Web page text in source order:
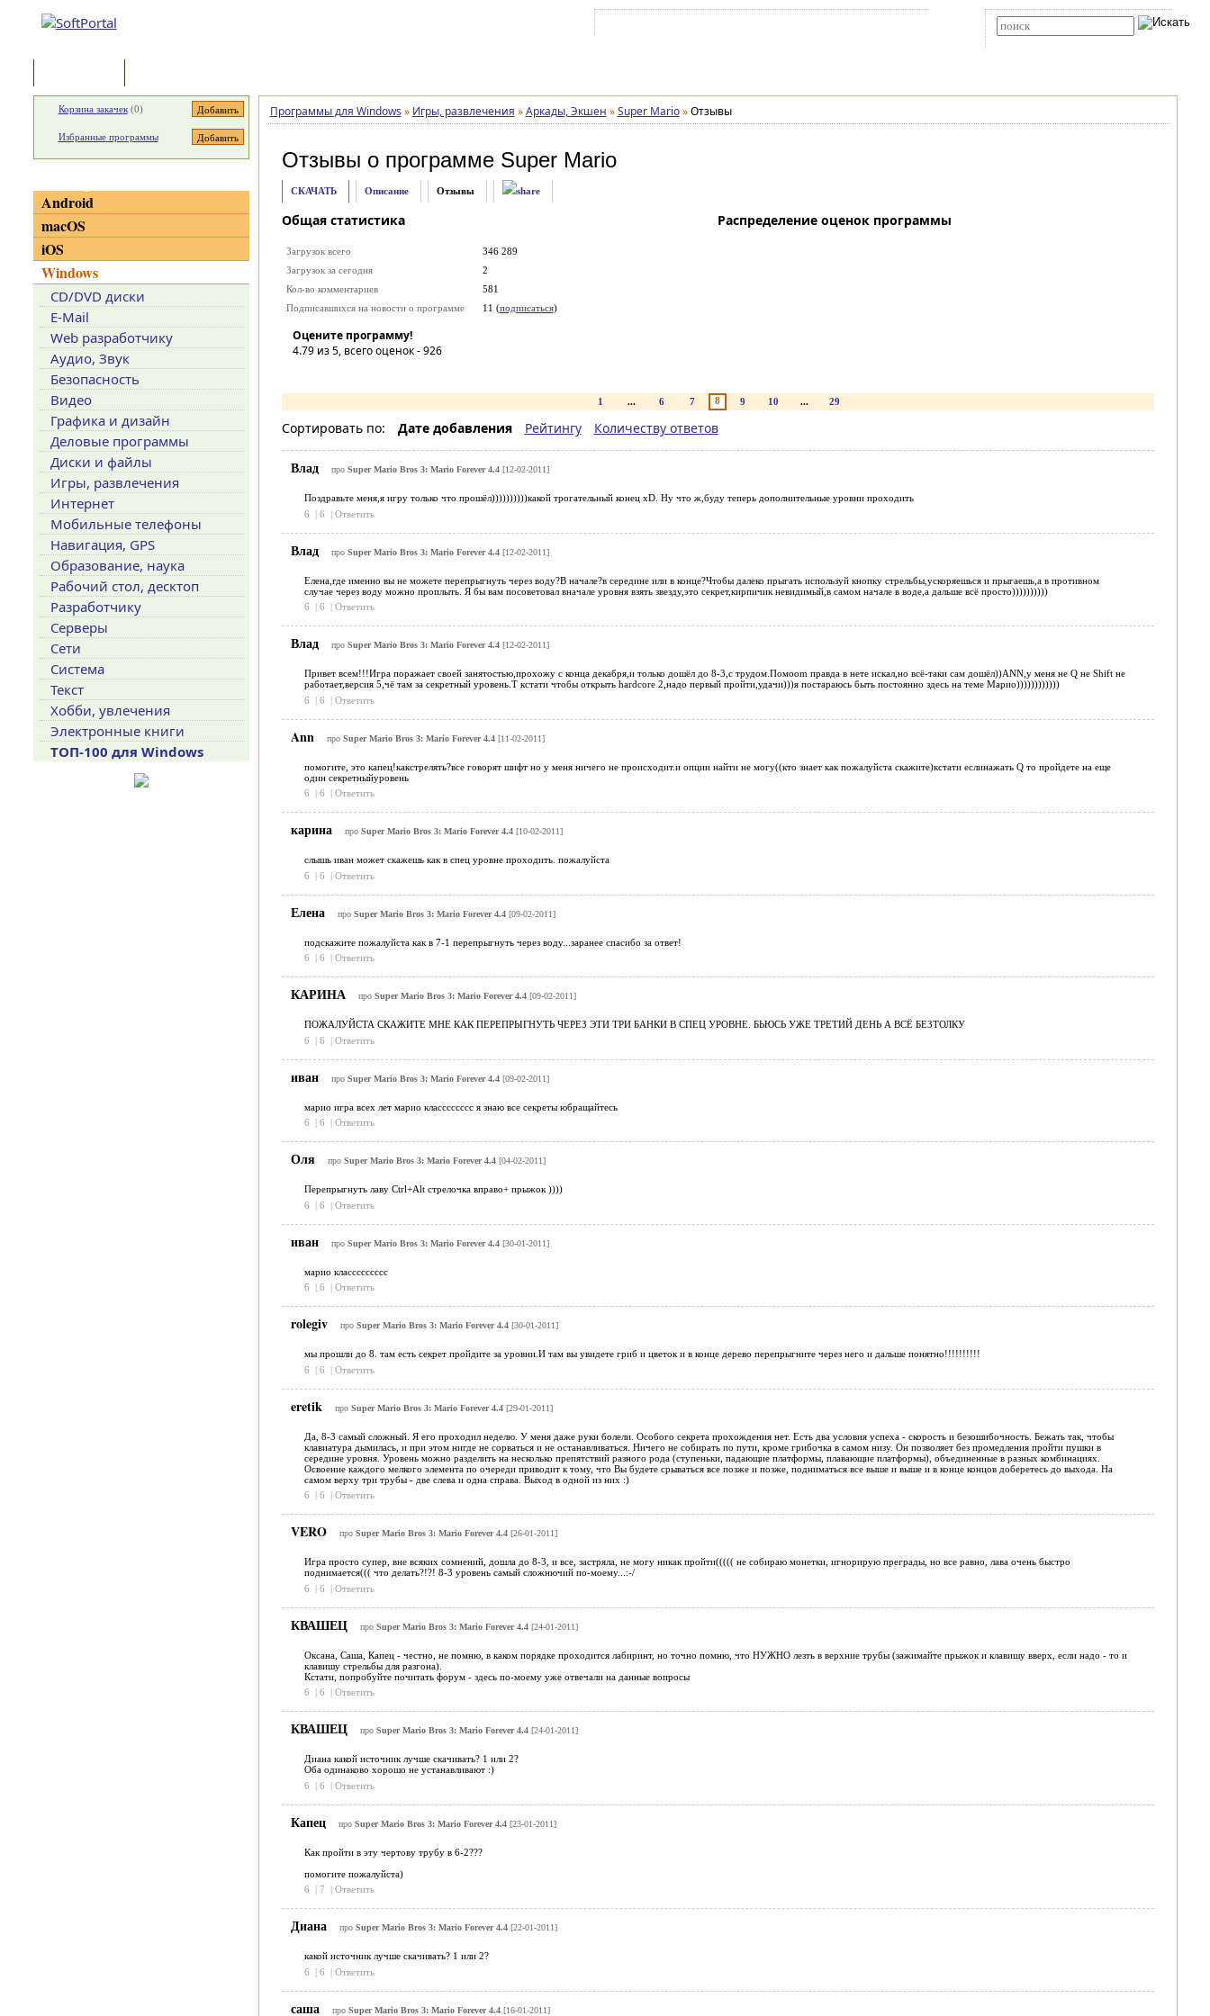
Программы для Windows » Игры, развлечения » Аркады, Экшен » Super Mario » Отзывы
Отзывы о программе Super Mario
СКАЧАТЬ Описание Отзывы
Общая статистика
Загрузок всего
346 289
Загрузок за сегодня
2
Кол-во комментариев
581
Подписавшихся на новости о программе
11 (подписаться)
Оцените программу!
4.79из 5, всего оценок -926
Распределение оценок программы
1 ... 6 7 8 9 10 ... 29
Сортировать по: Дате добавления Рейтингу Количеству ответов
Влад про Super Mario Bros 3: Mario Forever 4.4[12-02-2011]
Поздравьте меня,я игру только что прошёл))))))))))какой трогательный конец xD. Ну что ж,буду теперь дополнительные уровни проходить
6
| 6 | Ответить
Влад про Super Mario Bros 3: Mario Forever 4.4[12-02-2011]
Елена,где именно вы не можете перепрыгнуть через воду?В начале?в середине или в конце?Чтобы далеко прыгать используй кнопку стрельбы,ускоряешься и прыгаешь,а в противном
случае через воду можно проплыть. Я бы вам посоветовал вначале уровня взять звезду,это секрет,кирпичик невидимый,в самом начале в воде,а дальше всё просто))))))))))
6
| 6 | Ответить
Влад про Super Mario Bros 3: Mario Forever 4.4[12-02-2011]
Привет всем!!!Игра поражает своей занятостью,прохожу с конца декабря,и только дошёл до 8-3,с трудом.Помоom правда в нете искал,но всё-таки сам дошёл))ANN,у меня не Q не Shift не
работает,версия 5,чё там за секретный уровень.Т кстати чтобы открыть hardcore 2,надо первый пройти,удачи)))я постараюсь быть постоянно здесь на теме Марио))))))))))))
6
| 6 | Ответить
Ann про Super Mario Bros 3: Mario Forever 4.4[11-02-2011]
помогите, это капец!какстрелять?все говорят шифт но у меня ничего не происходит.и опции найти не могу((кто знает как пожалуйста скажите)кстати еслинажать Q то пройдете на еще
один секретныйуровень
6
| 6 | Ответить
карина про Super Mario Bros 3: Mario Forever 4.4[10-02-2011]
слышь иван может скажешь как в спец уровне проходить. пожалуйста
6
| 6 | Ответить
Елена про Super Mario Bros 3: Mario Forever 4.4[09-02-2011]
подскажите пожалуйста как в 7-1 перепрыгнуть через воду...заранее спасибо за ответ!
6
| 6 | Ответить
КАРИНА про Super Mario Bros 3: Mario Forever 4.4[09-02-2011]
ПОЖАЛУЙСТА СКАЖИТЕ МНЕ КАК ПЕРЕПРЫГНУТЬ ЧЕРЕЗ ЭТИ ТРИ БАНКИ В СПЕЦ УРОВНЕ. БЬЮСЬ УЖЕ ТРЕТИЙ ДЕНЬ А ВСЁ БЕЗТОЛКУ
6
| 6 | Ответить
иван про Super Mario Bros 3: Mario Forever 4.4[09-02-2011]
марио игра всех лет марио класссссссс я знаю все секреты юбращайтесь
6
| 6 | Ответить
Оля про Super Mario Bros 3: Mario Forever 4.4[04-02-2011]
Перепрыгнуть лаву Сtrl+Alt стрелочка вправо+ прыжок ))))
6
| 6 | Ответить
иван про Super Mario Bros 3: Mario Forever 4.4[30-01-2011]
марио классссссссс
6
| 6 | Ответить
rolegiv про Super Mario Bros 3: Mario Forever 4.4[30-01-2011]
мы прошли до 8. там есть секрет пройдите за уровни.И там вы увидете гриб и цветок и в конце дерево перепрыгните через него и дальше понятно!!!!!!!!!!
6
| 6 | Ответить
eretik про Super Mario Bros 3: Mario Forever 4.4[29-01-2011]
Да, 8-3 самый сложный. Я его проходил неделю. У меня даже руки болели. Особого секрета прохождения нет. Есть два условия успеха - скорость и безошибочность. Бежать так, чтобы
клавиатура дымилась, и при этом нигде не сорваться и не останавливаться. Ничего не собирать по пути, кроме грибочка в самом низу. Он позволяет без промедления пройти пушки в
середине уровня. Уровень можно разделить на несколько препятствий разного рода (ступеньки, падающие платформы, плавающие платформы), объединенные в разных комбинациях.
Освоение каждого мелкого элемента по очереди приводит к тому, что Вы будете срываться все позже и позже, подниматься все выше и выше и в конце концов доберетесь до выхода. На
самом верху три трубы - две слева и одна справа. Выход в одной из них :)
6
| 6 | Ответить
VERO про Super Mario Bros 3: Mario Forever 4.4[26-01-2011]
Игра просто супер, вне всяких сомнений, дошла до 8-3, и все, застряла, не могу никак пройти((((( не собираю монетки, игнорирую преграды, но все равно, лава очень быстро
поднимается((( что делать?!?! 8-3 уровень самый сложнючий по-моему...:-/
6
| 6 | Ответить
КВАШЕЦ про Super Mario Bros 3: Mario Forever 4.4[24-01-2011]
Оксана, Саша, Капец - честно, не помню, в каком порядке проходится лабиринт, но точно помню, что НУЖНО лезть в верхние трубы (зажимайте прыжок и клавишу вверх, если надо - то и
клавишу стрельбы для разгона).
Кстати, попробуйте почитать форум - здесь по-моему уже отвечали на данные вопросы
6
| 6 | Ответить
КВАШЕЦ про Super Mario Bros 3: Mario Forever 4.4[24-01-2011]
Диана какой источник лучше скачивать? 1 или 2?
Оба одинаково хорошо не устанавливают :)
6
| 6 | Ответить
Капец про Super Mario Bros 3: Mario Forever 4.4[23-01-2011]
Как пройти в эту чертову трубу в 6-2???
помогите пожалуйста)
6
| 7 | Ответить
Диана про Super Mario Bros 3: Mario Forever 4.4[22-01-2011]
какой источник лучше скачивать? 1 или 2?
6
| 6 | Ответить
саша про Super Mario Bros 3: Mario Forever 4.4[16-01-2011]
Корзина закачек(0)
Избранные программы
Android
macOS
iOS
Windows
CD/DVD диски
E-Mail
Web разработчику
Аудио, Звук
Безопасность
Видео
Графика и дизайн
Деловые программы
Диски и файлы
Игры, развлечения
Интернет
Мобильные телефоны
Навигация, GPS
Образование, наука
Рабочий стол, десктоп
Разработчику
Серверы
Сети
Система
Текст
Хобби, увлечения
Электронные книги
ТОП-100 для Windows